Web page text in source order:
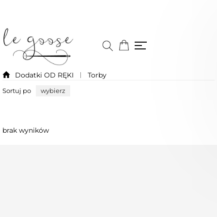
Dodatki OD RĘKI Torby
Sortuj po wybierz
brak wyników